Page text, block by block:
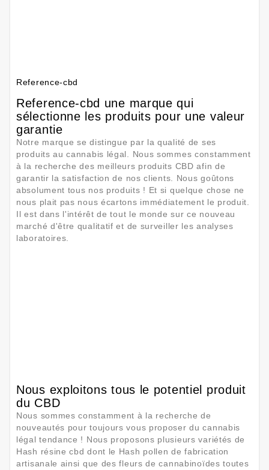
Reference-cbd
Reference-cbd une marque qui
sélectionne les produits pour une valeur
garantie
Notre marque se distingue par la qualité de ses
produits au cannabis légal. Nous sommes constamment
à la recherche des meilleurs produits CBD afin de
garantir la satisfaction de nos clients. Nous goûtons
absolument tous nos produits ! Et si quelque chose ne
nous plait pas nous écartons immédiatement le produit.
Il est dans l'intérêt de tout le monde sur ce nouveau
marché d'être qualitatif et de surveiller les analyses
laboratoires.
Nous exploitons tous le potentiel produit
du CBD
Nous sommes constamment à la recherche de
nouveautés pour toujours vous proposer du cannabis
légal tendance ! Nous proposons plusieurs variétés de
Hash résine cbd dont le Hash pollen de fabrication
artisanale ainsi que des fleurs de cannabinoïdes toutes